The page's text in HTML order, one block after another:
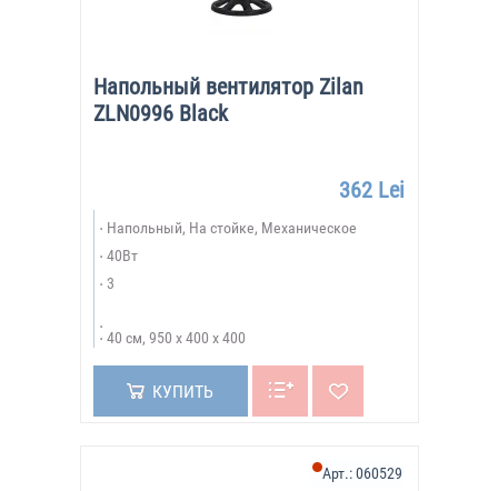
Напольный вентилятор Zilan
ZLN0996 Black
362 Lei
Напольный, На стойке, Механическое
40Вт
3
40 см, 950 х 400 х 400
КУПИТЬ
Арт.:060529